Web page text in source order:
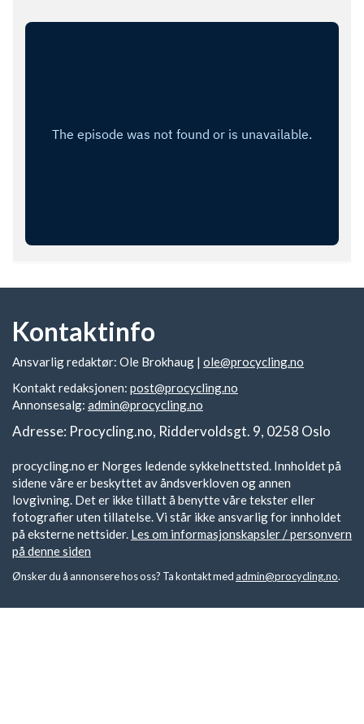
Kontaktinfo
Ansvarlig redaktør: Ole Brokhaug | ole@procycling.no
Kontakt redaksjonen: post@procycling.no
Annonsesalg: admin@procycling.no
Adresse: Procycling.no, Riddervoldsgt. 9, 0258 Oslo
procycling.no er Norges ledende sykkelnettsted. Innholdet på
sidene våre er beskyttet av åndsverkloven og annen
lovgivning. Det er ikke tillatt å benytte våre tekster eller
fotografier uten tillatelse. Vi står ikke ansvarlig for innholdet
på eksterne nettsider. Les om informasjonskapsler / personvern
på denne siden
Ønsker du å annonsere hos oss? Ta kontakt medadmin@procycling.no.